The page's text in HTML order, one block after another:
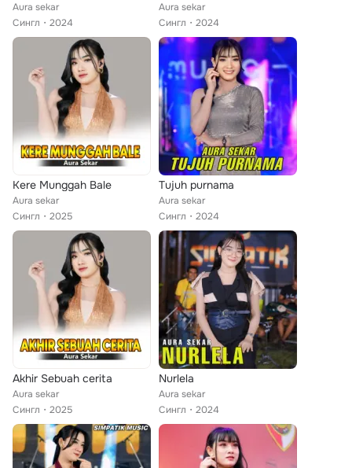
Aura sekar
Сингл
2024
Aura sekar
Сингл
2024
Kere Munggah Bale
Aura sekar
Сингл
2025
Tujuh purnama
Aura sekar
Сингл
2024
Akhir Sebuah cerita
Aura sekar
Сингл
2025
Nurlela
Aura sekar
Сингл
2024